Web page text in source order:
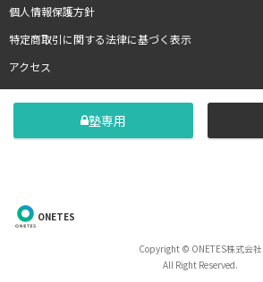
個人情報保護方針
特定商取引に関する法律に基づく表示
アクセス
塾専用
ONETES
Copyright © ONETES株式会社
All Right Reserved.